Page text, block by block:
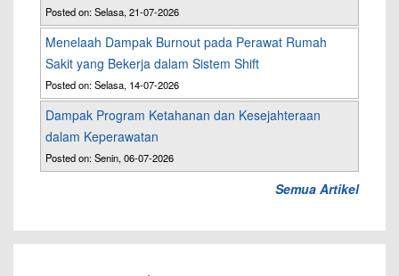
Posted on: Selasa, 21-07-2026
Menelaah Dampak Burnout pada Perawat Rumah
Sakit yang Bekerja dalam Sistem Shift
Posted on: Selasa, 14-07-2026
Dampak Program Ketahanan dan Kesejahteraan
dalam Keperawatan
Posted on: Senin, 06-07-2026
Semua Artikel